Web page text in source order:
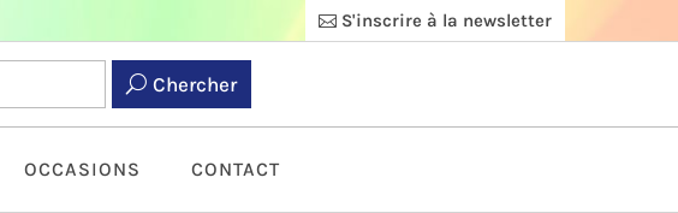
S'inscrire à la newsletter
Chercher
OCCASIONS CONTACT